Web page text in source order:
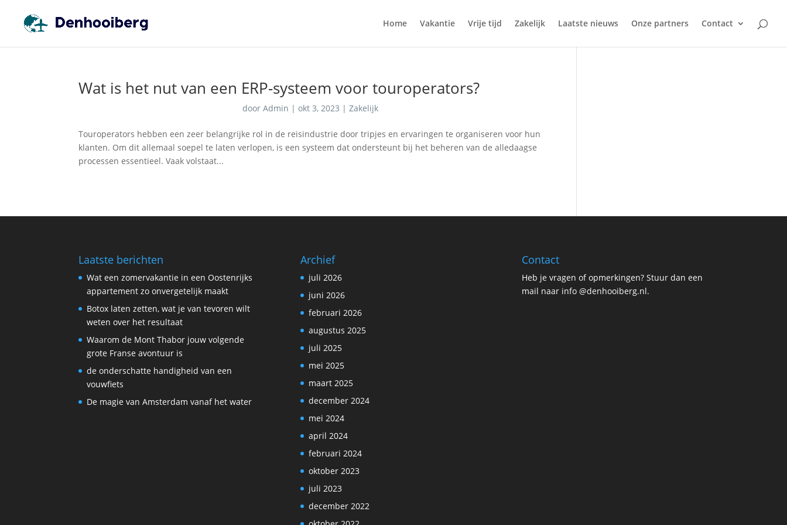
Home Vakantie Vrije tijd Zakelijk Laatste nieuws Onze partners Contact
Wat is het nut van een ERP-systeem voor touroperators?
doorAdmin |okt 3, 2023 |Zakelijk
Touroperators hebben een zeer belangrijke rol in de reisindustrie door tripjes en ervaringen te organiseren voor hun
klanten. Om dit allemaal soepel te laten verlopen, is een systeem dat ondersteunt bij het beheren van de alledaagse
processen essentieel. Vaak volstaat...
Laatste berichten
Wat een zomervakantie in een Oostenrijks
appartement zo onvergetelijk maakt
Botox laten zetten, wat je van tevoren wilt
weten over het resultaat
Waarom de Mont Thabor jouw volgende
grote Franse avontuur is
de onderschatte handigheid van een
vouwfiets
De magie van Amsterdam vanaf het water
Archief
juli 2026
juni 2026
februari 2026
augustus 2025
juli 2025
mei 2025
maart 2025
december 2024
mei 2024
april 2024
februari 2024
oktober 2023
juli 2023
december 2022
Contact
Heb je vragen of opmerkingen? Stuur dan een
mail naar info @denhooiberg.nl.